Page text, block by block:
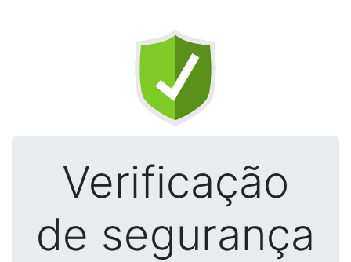
Verificação
de segurança